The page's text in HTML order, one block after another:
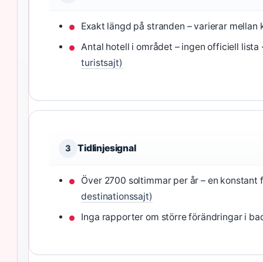
Exakt längd på stranden – varierar mellan
Antal hotell i området – ingen officiell lista
turistsajt)
3 Tidlinjesignal
Över 2700 soltimmar per år – en konstant
destinationssajt)
Inga rapporter om större förändringar i